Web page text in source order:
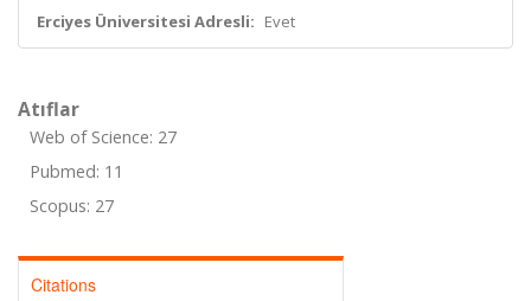
Erciyes Üniversitesi Adresli: Evet
Atıflar
Web of Science: 27
Pubmed: 11
Scopus: 27
Citations